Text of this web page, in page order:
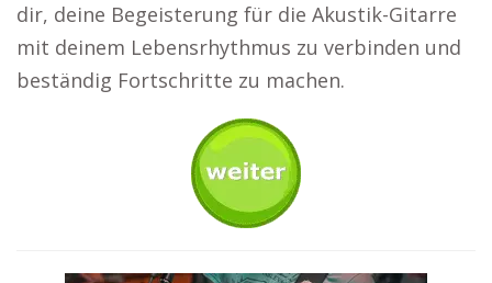
dir, deine Begeisterung für die Akustik-Gitarre
mit deinem Lebensrhythmus zu verbinden und
beständig Fortschritte zu machen.